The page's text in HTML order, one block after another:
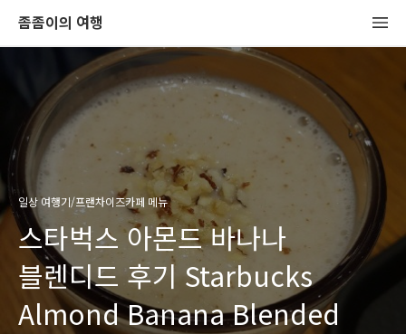
좀좀이의 여행
일상 여행기/프랜차이즈카페 메뉴
스타벅스 아몬드 바나나
블렌디드 후기 Starbucks
Almond Banana Blended